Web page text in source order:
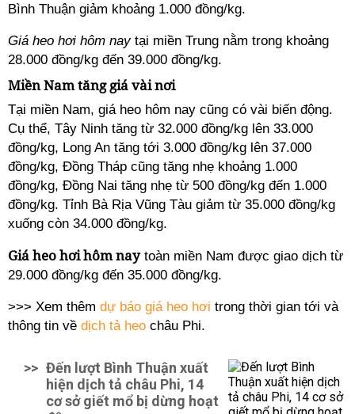
Bình Thuận giảm khoảng 1.000 đồng/kg.
Giá heo hơi hôm naytại miền Trung nằm trong khoảng
28.000 đồng/kg đến 39.000 đồng/kg.
Miền Nam tăng giá vài nơi
Tại miền Nam, giá heo hôm nay cũng có vài biến động.
Cụ thể, Tây Ninh tăng từ 32.000 đồng/kg lên 33.000
đồng/kg, Long An tăng tới 3.000 đồng/kg lên 37.000
đồng/kg, Đồng Tháp cũng tăng nhẹ khoảng 1.000
đồng/kg, Đồng Nai tăng nhẹ từ 500 đồng/kg đến 1.000
đồng/kg. Tỉnh Bà Rịa Vũng Tàu giảm từ 35.000 đồng/kg
xuống còn 34.000 đồng/kg.
Giá heo hơi hôm naytoàn miền Nam được giao dịch từ
29.000 đồng/kg đến 35.000 đồng/kg.
>>> Xem thêm dự báo giá heo hơi trong thời gian tới và
thông tin về dịch tả heo châu Phi.
>> Đến lượt Bình Thuận xuất
hiện dịch tả châu Phi, 14
cơ sở giết mổ bị dừng hoạt